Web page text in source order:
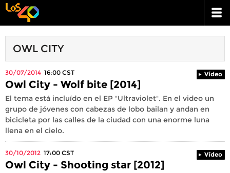
OWL CITY
30/07/2014 16:00 CST Vídeo
Owl City - Wolf bite [2014]
El tema está incluído en el EP "Ultraviolet". En el video un
grupo de jóvenes con cabezas de lobo bailan y andan en
bicicleta por las calles de la ciudad con una enorme luna
llena en el cielo.
30/10/2012 17:00 CST Vídeo
Owl City - Shooting star [2012]